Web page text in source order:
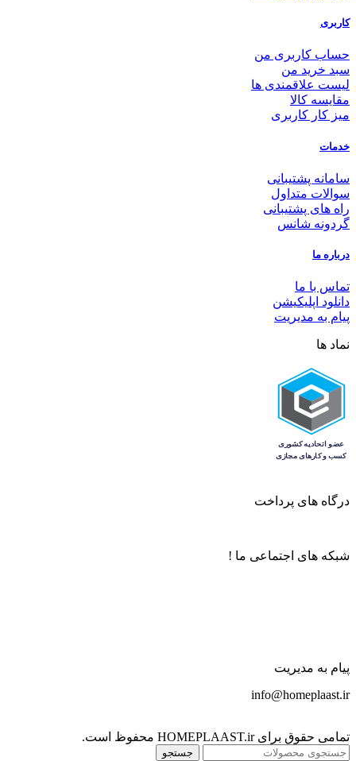
کاربری
حساب کاربری من
سبد خرید من
لیست علاقمندی ها
مقایسه کالا
میز کار کاربری
خدمات
سامانه پشتیبانی
سوالات متداول
راه های پشتیبانی
گردونه شانس
درباره ما
تماس با ما
دانلود اپلیکیشن
پیام به مدیریت
نماد ها
درگاه های پرداخت
شبکه های اجتماعی ما !
پیام به مدیریت
info@homeplaast.ir
تمامی حقوق برای HOMEPLAAST.ir محفوظ است.
جستجو